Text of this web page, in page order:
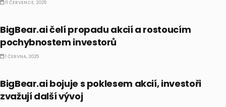
11 ČERVENCE, 2025
BigBear.ai čelí propadu akcií a rostoucím
pochybnostem investorů
1 ČERVNA, 2025
BigBear.ai bojuje s poklesem akcií, investoři
zvažují další vývoj